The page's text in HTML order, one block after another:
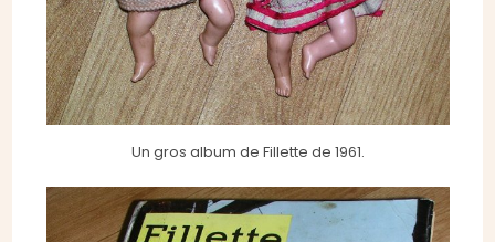
Un gros album de Fillette de 1961.